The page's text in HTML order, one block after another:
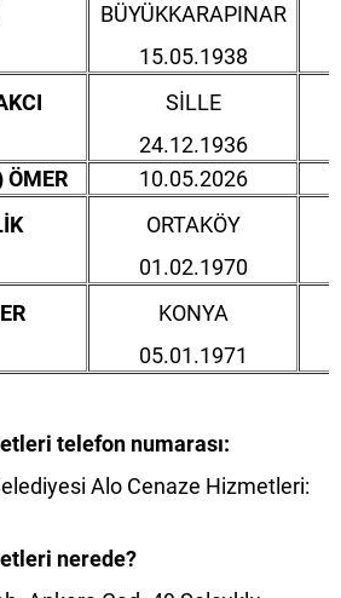
BÜYÜKKARAPINAR
15.05.1938
SİLLE
24.12.1936
ÖMER
10.05.2026
ORTAKÖY
01.02.1970
KONYA
05.01.1971
telefon numarası:
Alo Cenaze Hizmetleri:
nerede?